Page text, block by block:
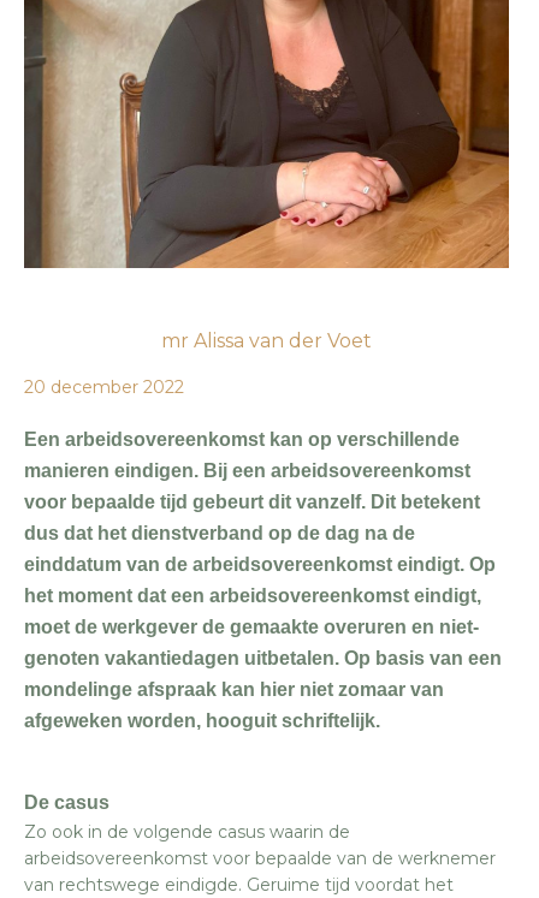
mr Alissa van der Voet
20 december 2022
Een arbeidsovereenkomst kan op verschillende
manieren eindigen. Bij een arbeidsovereenkomst
voor bepaalde tijd gebeurt dit vanzelf. Dit betekent
dus dat het dienstverband op de dag na de
einddatum van de arbeidsovereenkomst eindigt. Op
het moment dat een arbeidsovereenkomst eindigt,
moet de werkgever de gemaakte overuren en niet-
genoten vakantiedagen uitbetalen. Op basis van een
mondelinge afspraak kan hier niet zomaar van
afgeweken worden, hooguit schriftelijk.
De casus
Zo ook in de volgende casus waarin de
arbeidsovereenkomst voor bepaalde van de werknemer
van rechtswege eindigde. Geruime tijd voordat het